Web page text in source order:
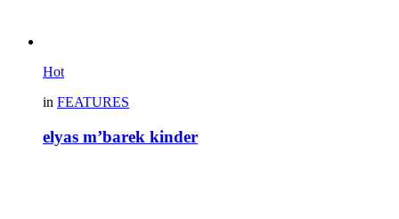
Hot
in FEATURES
elyas m’barek kinder